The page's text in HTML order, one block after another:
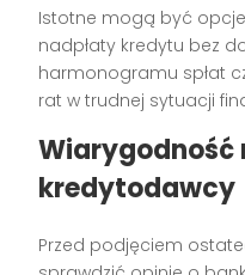
Istotne mogą być
nadpłaty kredytu bez
harmonogramu spłat
rat w trudnej sytuacji
Wiarygodność
kredytodawcy
Przed podjęciem